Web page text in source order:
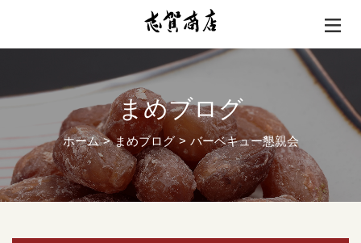
まめブログ
ホーム まめブログ バーベキュー懇親会